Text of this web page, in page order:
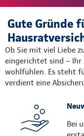
Gute Gründe
Ob Sie mit viel Liebe
eingerichtet sind – Ihr
wohlfühlen. Es steht
verdient eine
Bei